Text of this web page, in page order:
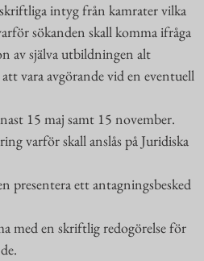
intyg från kamrater vilka
sökanden skall komma ifråga
av själva utbildningen alt
vara avgörande vid en eventuell
15 maj samt 15 november.
varför skall anslås på Juridiska
presentera ett antagningsbesked
med en skriftlig redogörelse för